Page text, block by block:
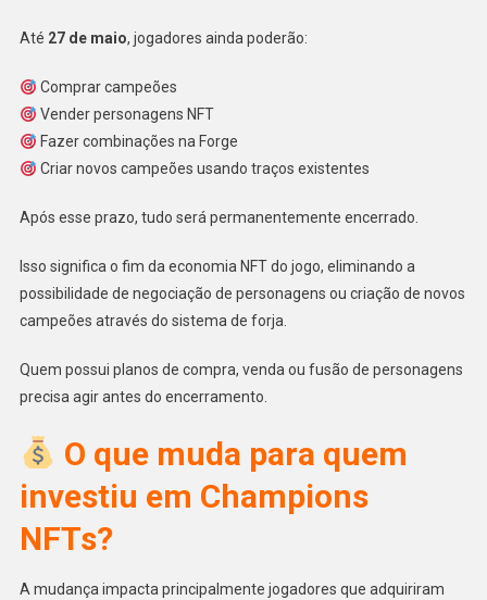
Até 27 de maio, jogadores ainda poderão:
Comprar campeões
Vender personagens NFT
Fazer combinações na Forge
Criar novos campeões usando traços existentes
Após esse prazo, tudo será permanentemente encerrado.
Isso significa o fim da economia NFT do jogo, eliminando a
possibilidade de negociação de personagens ou criação de novos
campeões através do sistema de forja.
Quem possui planos de compra, venda ou fusão de personagens
precisa agir antes do encerramento.
O que muda para quem
investiu em Champions
NFTs?
A mudança impacta principalmente jogadores que adquiriram